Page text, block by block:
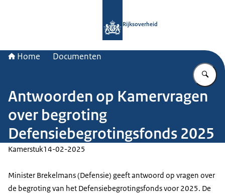
Rijksoverheid
Home Documenten
Antwoorden op Kamervragen
over begroting
Defensiebegrotingsfonds 2025
Kamerstuk14-02-2025
Minister Brekelmans (Defensie) geeft antwoord op vragen over
de begroting van het Defensiebegrotingsfonds voor 2025. De